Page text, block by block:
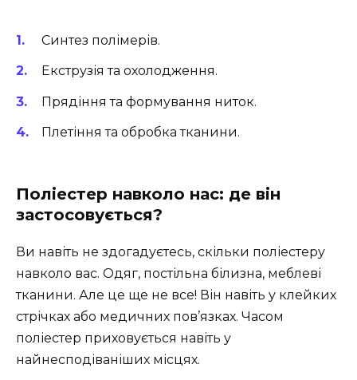
Синтез полімерів.
Екструзія та охолодження.
Прядіння та формування ниток.
Плетіння та обробка тканини.
Поліестер навколо нас: де він
застосовується?
Ви навіть не здогадуєтесь, скільки поліестеру
навколо вас. Одяг, постільна білизна, меблеві
тканини. Але це ще не все! Він навіть у клейких
стрічках або медичних пов’язках. Часом
поліестер приховується навіть у
найнесподіваніших місцях.